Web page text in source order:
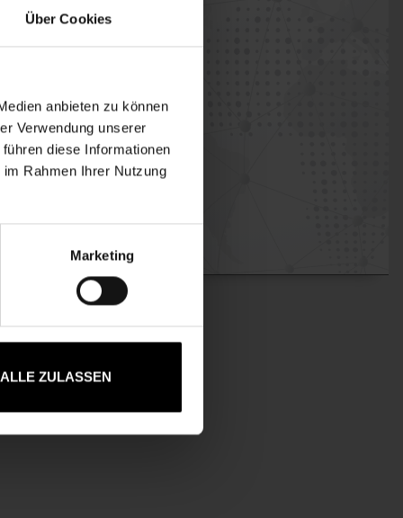
Über Cookies
anbieten zu können
Verwendung unserer
diese Informationen
Rahmen Ihrer Nutzung
Marketing
ALLE ZULASSEN